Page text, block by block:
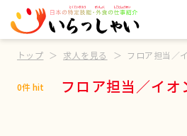
トップ 求人を見る フロア担当／
フロア担当／イオ
0件 hit